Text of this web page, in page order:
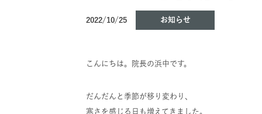
2022/10/25 お知らせ
こんにちは。院長の浜中です。
だんだんと季節が移り変わり、
寒さを感じる日も増えてきました。